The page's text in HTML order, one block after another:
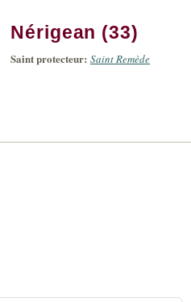
-
Microsoft
suppliers
Nérigean (33)
Saint protecteur: Saint Remède